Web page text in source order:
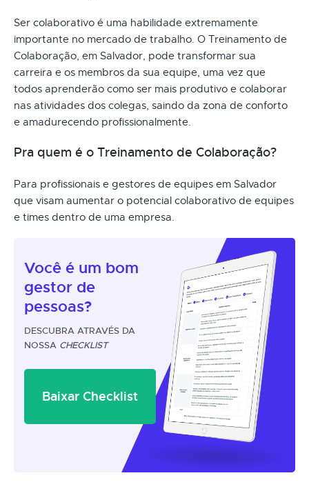
Ser colaborativo é uma habilidade extremamente
importante no mercado de trabalho. O Treinamento de
Colaboração, em Salvador, pode transformar sua
carreira e os membros da sua equipe, uma vez que
todos aprenderão como ser mais produtivo e colaborar
nas atividades dos colegas, saindo da zona de conforto
e amadurecendo profissionalmente.
Pra quem é o Treinamento de Colaboração?
Para profissionais e gestores de equipes em Salvador
que visam aumentar o potencial colaborativo de equipes
e times dentro de uma empresa.
Você é um bom
gestor de
pessoas?
DESCUBRA ATRAVÉS DA
NOSSA CHECKLIST
Baixar Checklist